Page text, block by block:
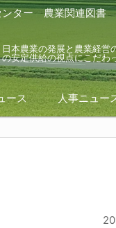
ター 農業関連図書
日本農業の発展と農業経営
の安定供給の視点にこだわ
ース 人事ニュー